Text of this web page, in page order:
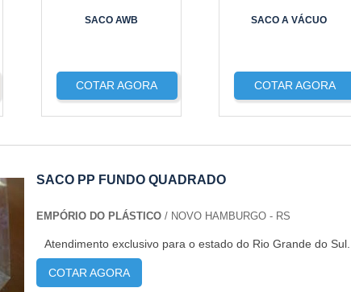
SACO AWB
COTAR AGORA
SACO A VÁCUO
COTAR AGORA
SACO PP FUNDO QUADRADO
EMPÓRIO DO PLÁSTICO / NOVO HAMBURGO - RS
Atendimento exclusivo para o estado do Rio Grande do Sul...
COTAR AGORA